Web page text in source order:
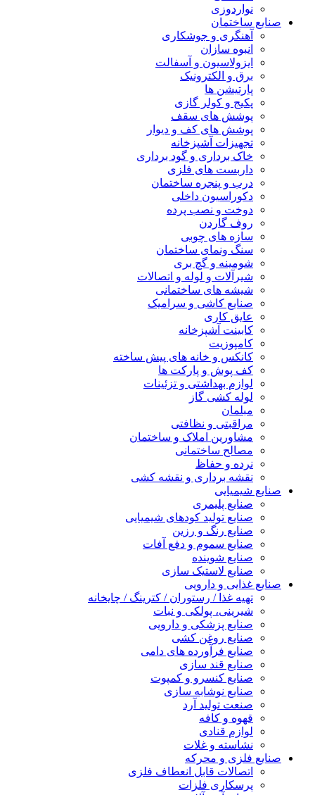
نواردوزی
صنایع ساختمان
آهنگری و جوشکاری
انبوه سازان
ایزولاسیون و آسفالت
برق و الکترونیک
پارتیشن ها
پکیج و کولر گازی
پوشش های سقف
پوشش های کف و دیوار
تجهیزات آشپزخانه
خاک برداری و گود برداری
داربست های فلزی
درب و پنجره ساختمان
دکوراسیون داخلی
دوخت و نصب پرده
روف گاردن
سازه های چوبی
سنگ ونمای ساختمان
شومینه و گچ بری
شیرآلات و لوله و اتصالات
شیشه های ساختمانی
صنایع کاشی و سرامیک
عایق کاری
کابینت آشپزخانه
کامپوزیت
کانکس و خانه های پیش ساخته
کف پوش و پارکت ها
لوازم بهداشتی و تزئینات
لوله کشی گاز
مبلمان
مراقبتی و نظافتی
مشاورین املاک و ساختمان
مصالح ساختمانی
نرده و حفاظ
نقشه برداری و نقشه کشی
صنایع شیمیایی
صنایع پلیمری
صنایع تولید کودهای شیمیایی
صنایع رنگ و رزین
صنایع سموم و دفع آفات
صنایع شوینده
صنایع لاستیک سازی
صنایع غذایی و دارویی
تهیه غذا / رستوران / کترینگ / چایخانه
شیرینی، پولکی و نبات
صنایع پزشکی و دارویی
صنایع روغن کشی
صنایع فرآورده های دامی
صنایع قند سازی
صنایع کنسرو و کمپوت
صنایع نوشابه سازی
صنعت تولید آرد
قهوه و کافه
لوازم قنادی
نشاسته و غلات
صنایع فلزی و محرکه
اتصالات قابل انعطاف فلزی
پرسکاری فلزات